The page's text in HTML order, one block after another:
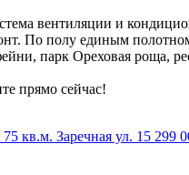
вентиляции и
По полу единым
парк Ореховая роща,
прямо сейчас!
75 кв.м. Заречная ул. 15 299